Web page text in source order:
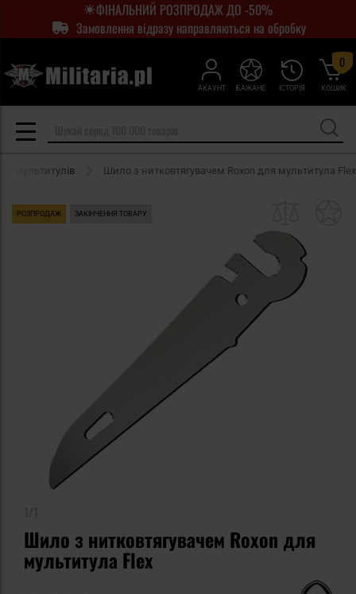
ФІНАЛЬНИЙ РОЗПРОДАЖ ДО -50%
Замовлення відразу направляються на обробку
АКАУНТ ІСТОРІЯ
БАЖАНЕ КОШИК
0
мультитулів Шило з нитковтягувачем Roxon для мультитула Flex
РОЗПРОДАЖ ЗАКІНЧЕННЯ ТОВАРУ
Шило з нитковтягувачем Roxon для
мультитула Flex